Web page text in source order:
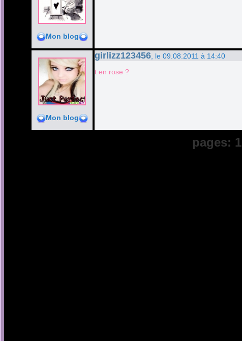
Mon blog
Mon blog
girlizz123456 , le 09.08.2011 à 14:40
t en rose ?
pages: 1